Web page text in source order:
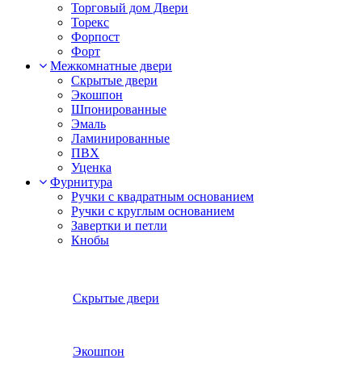
Торговый дом Двери
Торекс
Форпост
Форт
Межкомнатные двери
Скрытые двери
Экошпон
Шпонированные
Эмаль
Ламинированные
ПВХ
Уценка
Фурнитура
Ручки с квадратным основанием
Ручки с круглым основанием
Завертки и петли
Кнобы
Скрытые двери
Экошпон